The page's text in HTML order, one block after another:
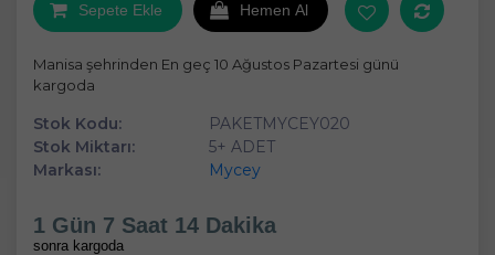
Sepete Ekle Hemen Al
Manisa şehrinden En geç 10 Ağustos Pazartesi günü
kargoda
Stok Kodu:
PAKETMYCEY020
Stok Miktarı:
5+ ADET
Markası:
Mycey
1 Gün 7 Saat 14 Dakika
sonra kargoda